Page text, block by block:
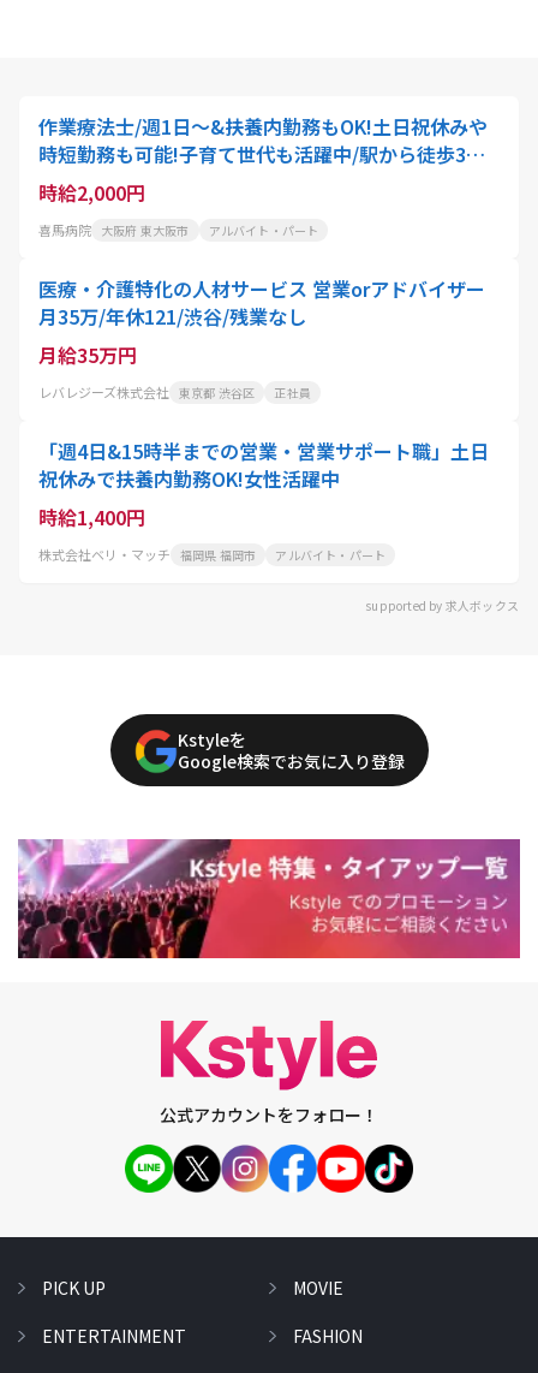
作業療法士/週1日～&扶養内勤務もOK!土日祝休みや
時短勤務も可能!子育て世代も活躍中/駅から徒歩3分/
採用強化中
時給2,000円
喜馬病院 大阪府 東大阪市 アルバイト・パート
医療・介護特化の人材サービス 営業orアドバイザー
月35万/年休121/渋谷/残業なし
月給35万円
レバレジーズ株式会社 東京都 渋谷区 正社員
「週4日&15時半までの営業・営業サポート職」土日
祝休みで扶養内勤務OK!女性活躍中
時給1,400円
株式会社ベリ・マッチ 福岡県 福岡市 アルバイト・パート
supported by 求人ボックス
Kstyleを
Google検索でお気に入り登録
公式アカウントをフォロー！
PICK UP
ENTERTAINMENT
MOVIE
FASHION